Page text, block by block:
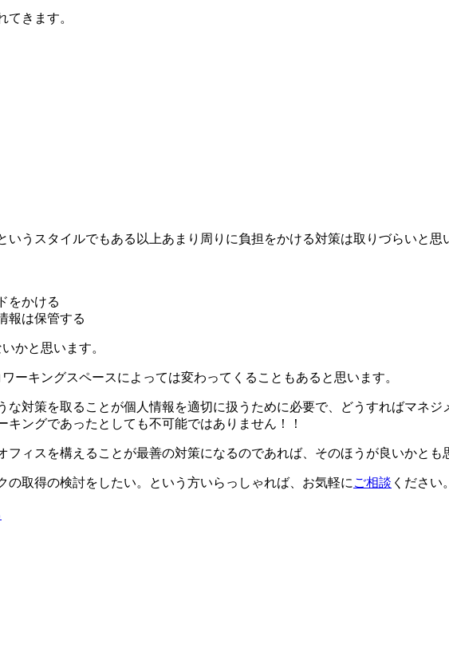
てきます。
いうスタイルでもある以上あまり周りに負担をかける対策は取りづらいと思
をかける
報は保管する
かと思います。
ーキングスペースによっては変わってくることもあると思います。
な対策を取ることが個人情報を適切に扱うために必要で、どうすればマネ
ングであったとしても不可能ではありません！！
フィスを構えることが最善の対策になるのであれば、そのほうが良いかとも
の取得の検討をしたい。という方いらっしゃれば、お気軽にご相談 ください